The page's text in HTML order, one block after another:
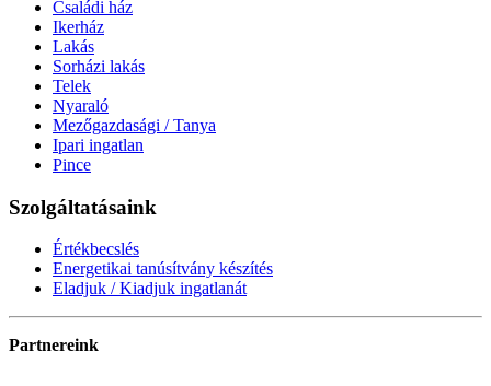
Családi ház
Ikerház
Lakás
Sorházi lakás
Telek
Nyaraló
Mezőgazdasági / Tanya
Ipari ingatlan
Pince
Szolgáltatásaink
Értékbecslés
Energetikai tanúsítvány készítés
Eladjuk / Kiadjuk ingatlanát
Partnereink